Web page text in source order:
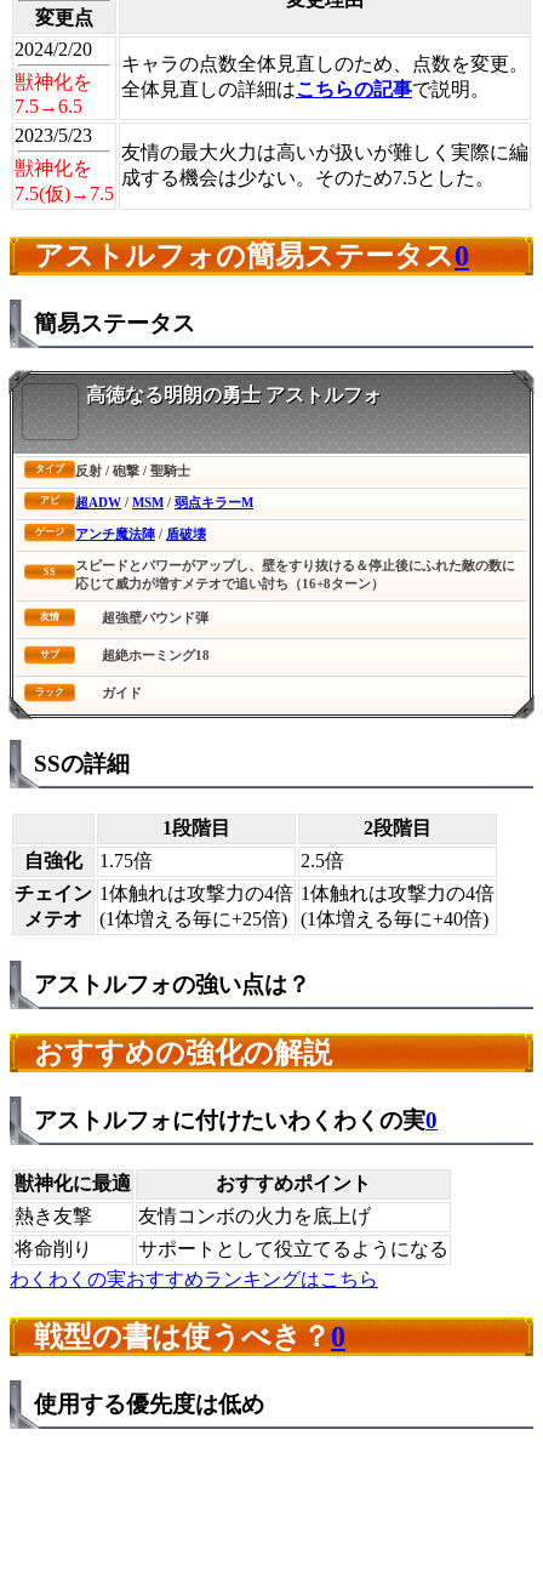
変更点
2024/2/20
獣神化を
7.5→6.5
キャラの点数全体見直しのため、点数を変更。
全体見直しの詳細はこちらの記事で説明。
2023/5/23
獣神化を
7.5(仮)→7.5
友情の最大火力は高いが扱いが難しく実際に編
成する機会は少ない。そのため7.5とした。
アストルフォの簡易ステータス0
簡易ステータス
高徳なる明朗の勇士 アストルフォ
タイプ 反射 / 砲撃 / 聖騎士
アビ 超ADW / MSM / 弱点キラーM
ゲージ アンチ魔法陣 / 盾破壊
SS
スピードとパワーがアップし、壁をすり抜ける＆停止後にふれた敵の数に
応じて威力が増すメテオで追い討ち（16+8ターン）
友情 超強壁バウンド弾
サブ 超絶ホーミング18
ラック ガイド
SSの詳細
1段階目
2段階目
自強化
1.75倍
2.5倍
チェイン
メテオ
1体触れは攻撃力の4倍
(1体増える毎に+25倍)
1体触れは攻撃力の4倍
(1体増える毎に+40倍)
アストルフォの強い点は？
おすすめの強化の解説
アストルフォに付けたいわくわくの実0
獣神化に最適
おすすめポイント
熱き友撃
友情コンボの火力を底上げ
将命削り
サポートとして役立てるようになる
わくわくの実おすすめランキングはこちら
戦型の書は使うべき？0
使用する優先度は低め